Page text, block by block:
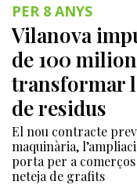
PER 8 ANYS
Vilanova
de 100
transformar
de residus
El nou contracte
maquinària,
porta per a
neteja de grafits